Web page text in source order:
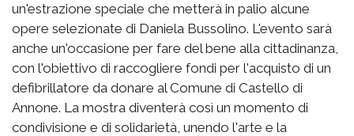
un'estrazione speciale che metterà in palio alcune
opere selezionate di Daniela Bussolino. L'evento sarà
anche un'occasione per fare del bene alla cittadinanza,
con l'obiettivo di raccogliere fondi per l'acquisto di un
defibrillatore da donare al Comune di Castello di
Annone. La mostra diventerà così un momento di
condivisione e di solidarietà, unendo l'arte e la